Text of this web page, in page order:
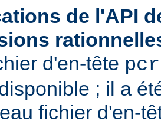
de l'API
d'en-tête
; il a
fichier d'en-